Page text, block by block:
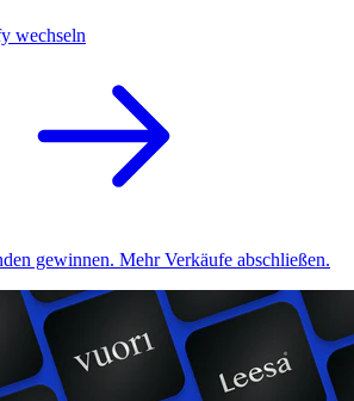
wechseln
gewinnen. Mehr Verkäufe abschließen.